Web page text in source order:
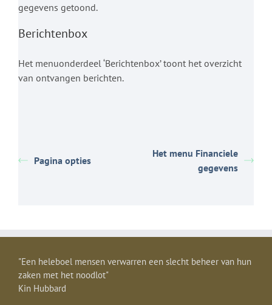
gegevens getoond.
Berichtenbox
Het menuonderdeel ‘Berichtenbox’ toont het overzicht
van ontvangen berichten.
Pagina opties
Het menu Financiele
gegevens
"Een heleboel mensen verwarren een slecht beheer van hun
zaken met het noodlot"
Kin Hubbard